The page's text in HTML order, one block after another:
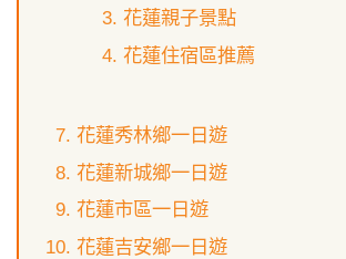
花蓮親子景點
花蓮住宿區推薦
花蓮秀林鄉一日遊
花蓮新城鄉一日遊
花蓮市區一日遊
花蓮吉安鄉一日遊